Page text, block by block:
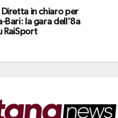
Diretta in chiaro per
Bari: la gara dell’8a
RaiSport